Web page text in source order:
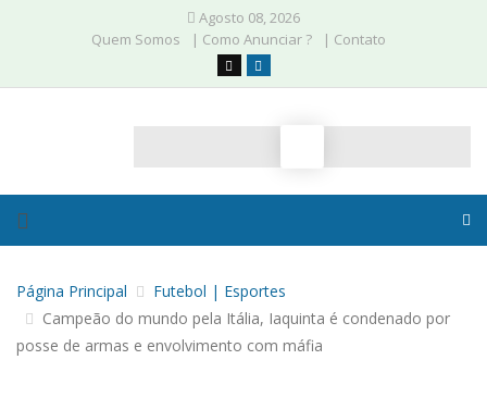
Agosto 08, 2026
Quem Somos
| Como Anunciar ? | Contato
Página Principal
Futebol | Esportes
Campeão do mundo pela Itália, Iaquinta é condenado por
posse de armas e envolvimento com máfia